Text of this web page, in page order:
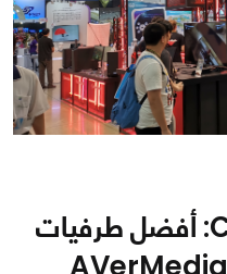
معرض Computex19: أفضل طرفيات